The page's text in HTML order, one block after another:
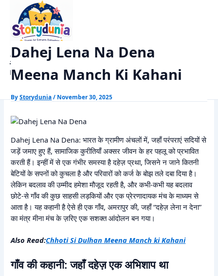
content
StoryDunia
Kids Stories
Moral Stories
Dahej Lena Na Dena Meena Manch Ki Kahani
Dahej Lena Na Dena
Meena Manch Ki Kahani
ByStorydunia/ November 30, 2025
Dahej Lena Na Dena: भारत के ग्रामीण अंचलों में, जहाँ परंपराएं सदियों से
जड़ें जमाए हुए हैं, सामाजिक कुरीतियाँ अक्सर जीवन के हर पहलू को प्रभावित
करती हैं। इन्हीं में से एक गंभीर समस्या है दहेज़ प्रथा, जिसने न जाने कितनी
बेटियों के सपनों को कुचला है और परिवारों को कर्ज के बोझ तले दबा दिया है।
लेकिन बदलाव की उम्मीद हमेशा मौजूद रहती है, और कभी-कभी यह बदलाव
छोटे-से गाँव की कुछ साहसी लड़कियों और एक प्रेरणादायक मंच के माध्यम से
आता है। यह कहानी है ऐसे ही एक गाँव, अमरापुर की, जहाँ “दहेज़ लेना न देना”
का मंत्र मीना मंच के ज़रिए एक सशक्त आंदोलन बन गया।
Also Read:Chhoti Si Dulhan Meena Manch ki Kahani
गाँव की कहानी: जहाँ दहेज़ एक अभिशाप था